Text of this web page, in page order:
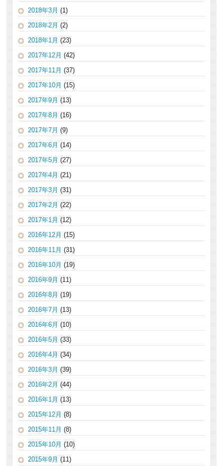
2018年3月 (1)
2018年2月 (2)
2018年1月 (23)
2017年12月 (42)
2017年11月 (37)
2017年10月 (15)
2017年9月 (13)
2017年8月 (16)
2017年7月 (9)
2017年6月 (14)
2017年5月 (27)
2017年4月 (21)
2017年3月 (31)
2017年2月 (22)
2017年1月 (12)
2016年12月 (15)
2016年11月 (31)
2016年10月 (19)
2016年9月 (11)
2016年8月 (19)
2016年7月 (13)
2016年6月 (10)
2016年5月 (33)
2016年4月 (34)
2016年3月 (39)
2016年2月 (44)
2016年1月 (13)
2015年12月 (8)
2015年11月 (8)
2015年10月 (10)
2015年9月 (11)